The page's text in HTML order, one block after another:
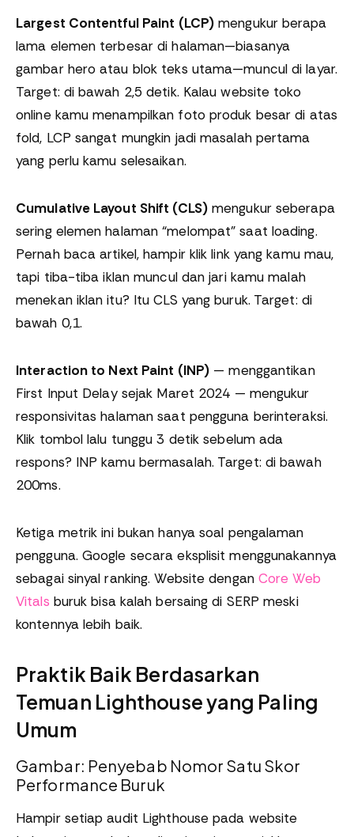
Largest Contentful Paint (LCP) mengukur berapa
lama elemen terbesar di halaman—biasanya
gambar hero atau blok teks utama—muncul di layar.
Target: di bawah 2,5 detik. Kalau website toko
online kamu menampilkan foto produk besar di atas
fold, LCP sangat mungkin jadi masalah pertama
yang perlu kamu selesaikan.
Cumulative Layout Shift (CLS)mengukur seberapa
sering elemen halaman “melompat” saat loading.
Pernah baca artikel, hampir klik link yang kamu mau,
tapi tiba-tiba iklan muncul dan jari kamu malah
menekan iklan itu? Itu CLS yang buruk. Target: di
bawah 0,1.
Interaction to Next Paint (INP) — menggantikan
First Input Delay sejak Maret 2024 — mengukur
responsivitas halaman saat pengguna berinteraksi.
Klik tombol lalu tunggu 3 detik sebelum ada
respons? INP kamu bermasalah. Target: di bawah
200ms.
Ketiga metrik ini bukan hanya soal pengalaman
pengguna. Google secara eksplisit menggunakannya
sebagai sinyal ranking. Website dengan Core Web
Vitals buruk bisa kalah bersaing di SERP meski
kontennya lebih baik.
Praktik Baik Berdasarkan
Temuan Lighthouse yang Paling
Umum
Gambar: Penyebab Nomor Satu Skor
Performance Buruk
Hampir setiap audit Lighthouse pada website